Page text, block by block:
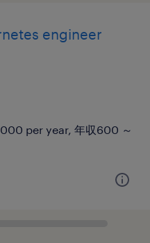
engineer
per year, 年収600 ～